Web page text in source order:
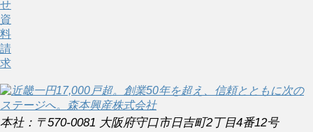
せ
資
料
請
求
本社：〒570-0081 大阪府守口市日吉町2丁目4番12号